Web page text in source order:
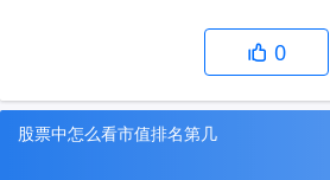
0
股票中怎么看市值排名第几